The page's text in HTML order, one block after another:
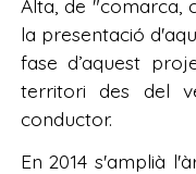
Alta, de "comarca,
la presentació
fase d’aquest
territori des del
conductor.
En 2014 s'amplià